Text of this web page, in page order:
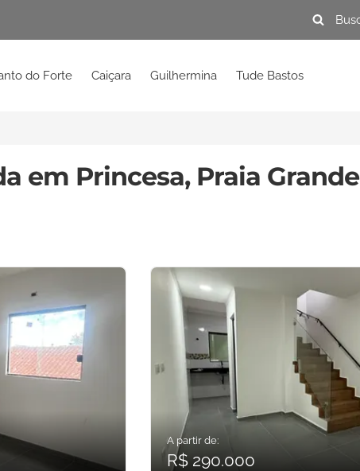
do Forte Caiçara Guilhermina Tude Bastos
em Princesa, Praia
A partir de:
R$ 290.000